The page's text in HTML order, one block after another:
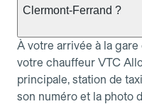
Clermont-Ferrand ?
À votre arrivée à la
votre chauffeur VTC
principale, station de
son numéro et la photo